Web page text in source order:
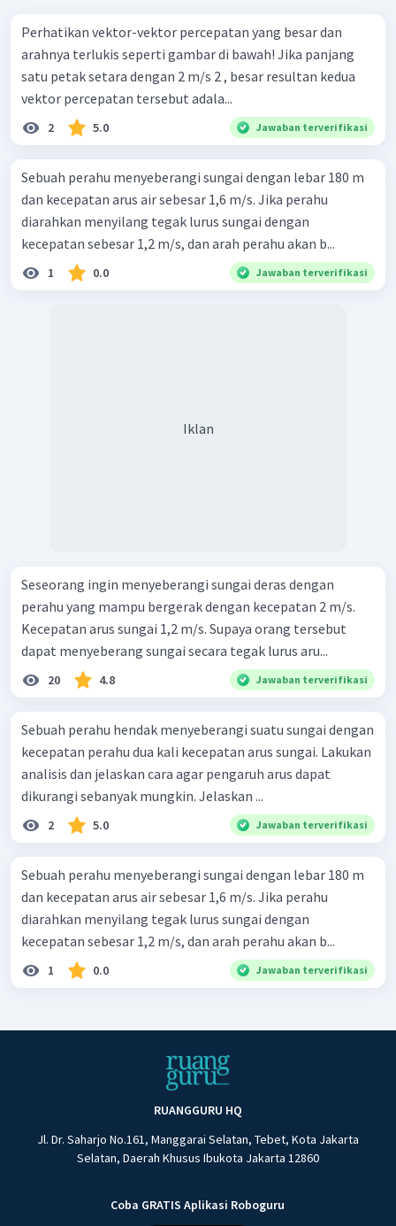
Perhatikan vektor-vektor percepatan yang besar dan
arahnya terlukis seperti gambar di bawah! Jika panjang
satu petak setara dengan 2 m/s 2 , besar resultan kedua
vektor percepatan tersebut adala...
2 5.0 Jawaban terverifikasi
Sebuah perahu menyeberangi sungai dengan lebar 180 m
dan kecepatan arus air sebesar 1,6 m/s. Jika perahu
diarahkan menyilang tegak lurus sungai dengan
kecepatan sebesar 1,2 m/s, dan arah perahu akan b...
1 0.0 Jawaban terverifikasi
Iklan
Seseorang ingin menyeberangi sungai deras dengan
perahu yang mampu bergerak dengan kecepatan 2 m/s.
Kecepatan arus sungai 1,2 m/s. Supaya orang tersebut
dapat menyeberang sungai secara tegak lurus aru...
20 4.8 Jawaban terverifikasi
Sebuah perahu hendak menyeberangi suatu sungai dengan
kecepatan perahu dua kali kecepatan arus sungai. Lakukan
analisis dan jelaskan cara agar pengaruh arus dapat
dikurangi sebanyak mungkin. Jelaskan ...
2 5.0 Jawaban terverifikasi
Sebuah perahu menyeberangi sungai dengan lebar 180 m
dan kecepatan arus air sebesar 1,6 m/s. Jika perahu
diarahkan menyilang tegak lurus sungai dengan
kecepatan sebesar 1,2 m/s, dan arah perahu akan b...
1 0.0 Jawaban terverifikasi
RUANGGURU HQ
Jl. Dr. Saharjo No.161, Manggarai Selatan, Tebet, Kota Jakarta
Selatan, Daerah Khusus Ibukota Jakarta 12860
Coba GRATIS Aplikasi Roboguru